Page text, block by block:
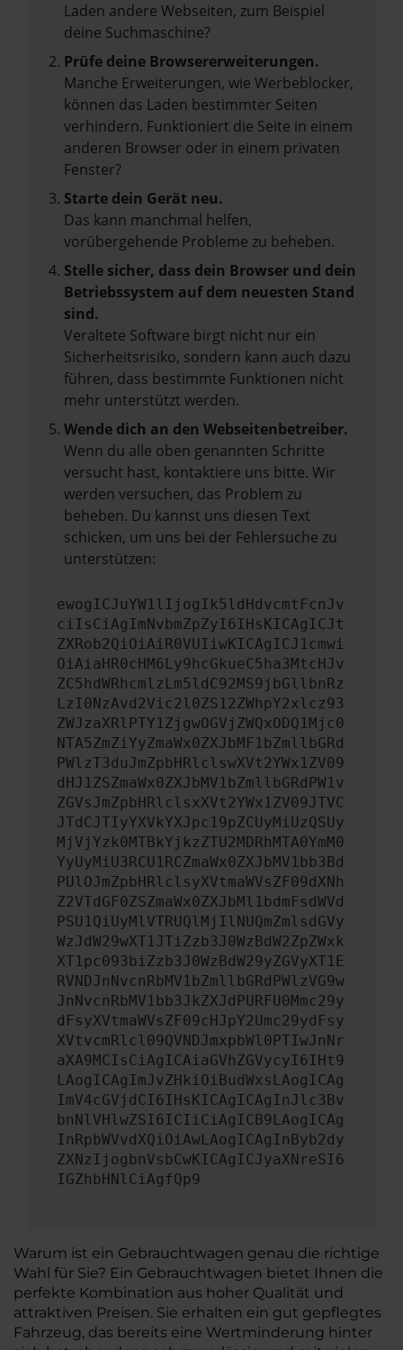
Laden andere Webseiten, zum Beispiel
deine Suchmaschine?
Prüfe deine Browsererweiterungen.
Manche Erweiterungen, wie Werbeblocker,
können das Laden bestimmter Seiten
verhindern. Funktioniert die Seite in einem
anderen Browser oder in einem privaten
Fenster?
Starte dein Gerät neu.
Das kann manchmal helfen,
vorübergehende Probleme zu beheben.
Stelle sicher, dass dein Browser und dein
Betriebssystem auf dem neuesten Stand
sind.
Veraltete Software birgt nicht nur ein
Sicherheitsrisiko, sondern kann auch dazu
führen, dass bestimmte Funktionen nicht
mehr unterstützt werden.
Wende dich an den Webseitenbetreiber.
Wenn du alle oben genannten Schritte
versucht hast, kontaktiere uns bitte. Wir
werden versuchen, das Problem zu
beheben. Du kannst uns diesen Text
schicken, um uns bei der Fehlersuche zu
unterstützen:
ewogICJuYW1lIjogIk5ldHdvcmtFcnJv
ciIsCiAgImNvbmZpZyI6IHsKICAgICJt
ZXRob2QiOiAiR0VUIiwKICAgICJ1cmwi
OiAiaHR0cHM6Ly9hcGkueC5ha3MtcHJv
ZC5hdWRhcmlzLm5ldC92MS9jbGllbnRz
LzI0NzAvd2Vic2l0ZS12ZWhpY2xlcz93
ZWJzaXRlPTY1ZjgwOGVjZWQxODQ1Mjc0
NTA5ZmZiYyZmaWx0ZXJbMF1bZmllbGRd
PWlzT3duJmZpbHRlclswXVt2YWx1ZV09
dHJ1ZSZmaWx0ZXJbMV1bZmllbGRdPW1v
ZGVsJmZpbHRlclsxXVt2YWx1ZV09JTVC
JTdCJTIyYXVkYXJpc19pZCUyMiUzQSUy
MjVjYzk0MTBkYjkzZTU2MDRhMTA0YmM0
YyUyMiU3RCU1RCZmaWx0ZXJbMV1bb3Bd
PUlOJmZpbHRlclsyXVtmaWVsZF09dXNh
Z2VTdGF0ZSZmaWx0ZXJbMl1bdmFsdWVd
PSU1QiUyMlVTRUQlMjIlNUQmZmlsdGVy
WzJdW29wXT1JTiZzb3J0WzBdW2ZpZWxk
XT1pc093biZzb3J0WzBdW29yZGVyXT1E
RVNDJnNvcnRbMV1bZmllbGRdPWlzVG9w
JnNvcnRbMV1bb3JkZXJdPURFU0Mmc29y
dFsyXVtmaWVsZF09cHJpY2Umc29ydFsy
XVtvcmRlcl09QVNDJmxpbWl0PTIwJnNr
aXA9MCIsCiAgICAiaGVhZGVycyI6IHt9
LAogICAgImJvZHkiOiBudWxsLAogICAg
ImV4cGVjdCI6IHsKICAgICAgInJlc3Bv
bnNlVHlwZSI6ICIiCiAgICB9LAogICAg
InRpbWVvdXQiOiAwLAogICAgInByb2dy
ZXNzIjogbnVsbCwKICAgICJyaXNreSI6
IGZhbHNlCiAgfQp9
Warum ist ein Gebrauchtwagen genau die richtige
Wahl für Sie? Ein Gebrauchtwagen bietet Ihnen die
perfekte Kombination aus hoher Qualität und
attraktiven Preisen. Sie erhalten ein gut gepflegtes
Fahrzeug, das bereits eine Wertminderung hinter